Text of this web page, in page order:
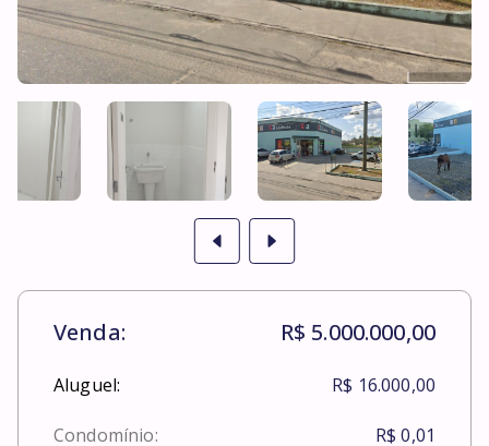
Venda: R$ 5.000.000,00
Aluguel: R$ 16.000,00
Condomínio: R$ 0,01